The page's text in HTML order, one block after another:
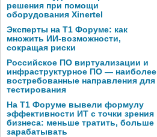
решения при помощи
оборудования Xinertel
Эксперты на Т1 Форуме: как
множить ИИ-возможности,
сокращая риски
Российское ПО виртуализации и
инфраструктурное ПО — наиболее
востребованные направления для
тестирования
На Т1 Форуме вывели формулу
эффективности ИТ с точки зрения
бизнеса: меньше тратить, больше
зарабатывать